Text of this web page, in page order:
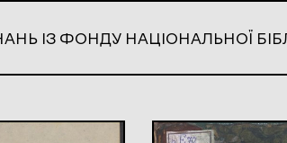
ІЗ ФОНДУ НАЦІОНАЛЬНОЇ